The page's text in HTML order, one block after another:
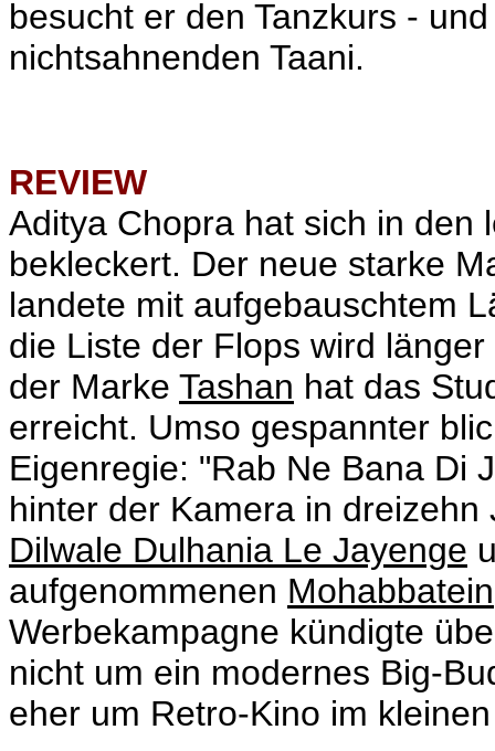
besucht er den Tanzkurs -
nichtsahnenden Taani.
REVIEW
Aditya Chopra hat sich in den
bekleckert. Der neue starke
landete mit aufgebauschtem
die Liste der Flops wird
der Marke Tashan hat das
erreicht. Umso gespannter
Eigenregie: "Rab Ne Bana Di
hinter der Kamera in
Dilwale Dulhania Le Jayenge
aufgenommenen Mohabbatein
Werbekampagne kündigte
nicht um ein modernes Big-
eher um Retro-Kino im